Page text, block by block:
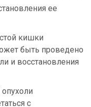
ее
кишки
быть проведено
и восстановления
с